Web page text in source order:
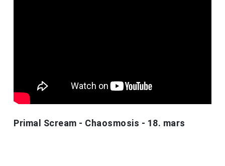
Primal Scream - Chaosmosis - 18. mars